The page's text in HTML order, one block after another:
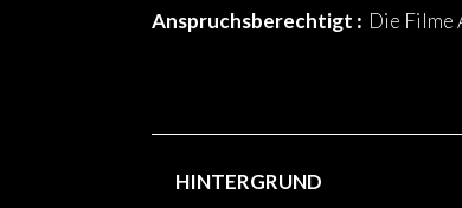
Anspruchsberechtigt : Die Filme
HINTERGRUND